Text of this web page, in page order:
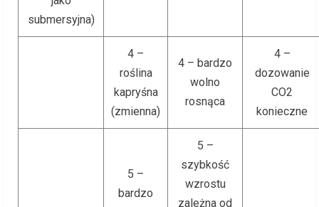
submersyjna)
4 –
roślina
kapryśna
(zmienna)
4 – bardzo
wolno
rosnąca
4 –
dozowanie
CO2
konieczne
5 –
bardzo
5 –
szybkość
wzrostu
zależna od